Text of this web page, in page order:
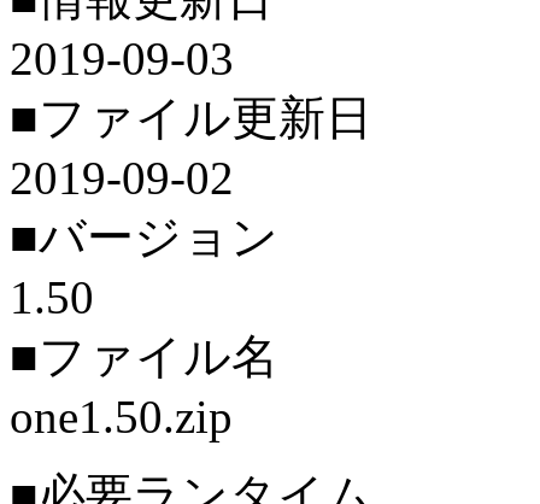
2019-09-03
■ファイル更新日
2019-09-02
■バージョン
1.50
■ファイル名
one1.50.zip